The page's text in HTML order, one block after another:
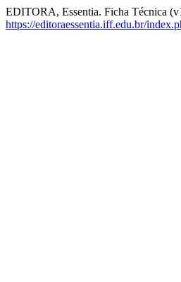
EDITORA, Essentia. Ficha Técnica
https://editoraessentia.iff.edu.br/